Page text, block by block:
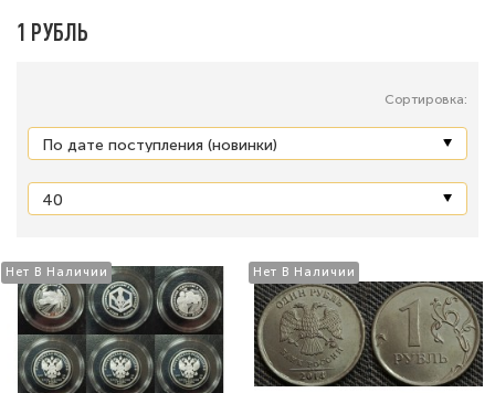
1 РУБЛЬ
Сортировка:
Нет В Наличии Нет В Наличии